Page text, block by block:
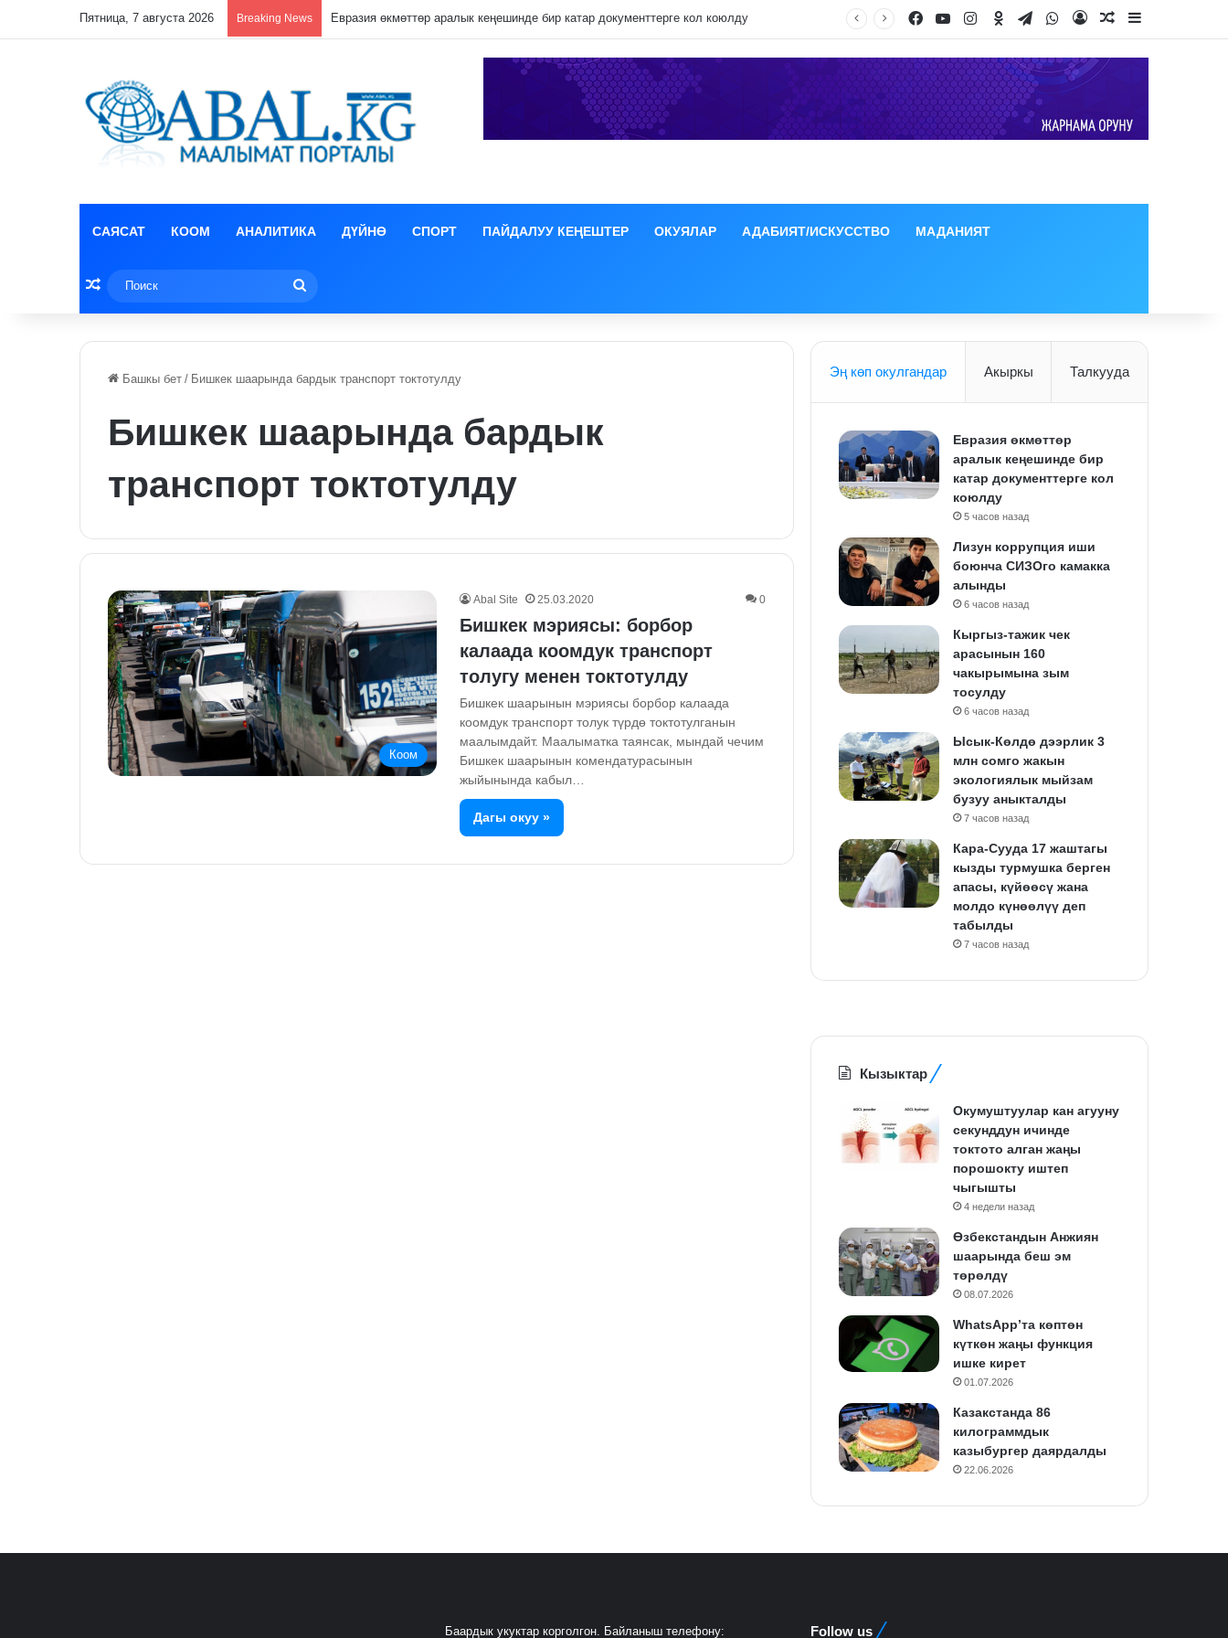
Пятница, 7 августа 2026 Breaking News Лизун коррупция иши боюнча СИЗОго камакка алынды FacebookYouTubeInstagram
Odnoklassniki
TelegramWhatsApp
Log InRandom Article
САЯСАТ КООМ АНАЛИТИКА ДҮЙНӨ СПОРТ ПАЙДАЛУУ КЕҢЕШТЕР ОКУЯЛАР АДАБИЯТ/ИСКУССТВО МАДАНИЯТ
Random Article
Башкы бет / Бишкек шаарында бардык транспорт токтотулду
Бишкек шаарында бардык
транспорт токтотулду
Коом
Abal Site 25.03.2020 0
Бишкек мэриясы: борбор
калаада коомдук транспорт
толугу менен токтотулду
Бишкек шаарынын мэриясы борбор калаада
коомдук транспорт толук түрдө токтотулганын
маалымдайт. Маалыматка таянсак, мындай чечим
Бишкек шаарынын комендатурасынын
жыйынында кабыл…
Дагы окуу »
Эң көп окулгандар Акыркы Талкууда
Евразия өкмөттөр
аралык кеңешинде бир
катар документтерге кол
коюлду
5 часов назад
Лизун коррупция иши
боюнча СИЗОго камакка
алынды
6 часов назад
Кыргыз-тажик чек
арасынын 160
чакырымына зым
тосулду
6 часов назад
Ысык-Көлдө дээрлик 3
млн сомго жакын
экологиялык мыйзам
бузуу аныкталды
7 часов назад
Кара-Сууда 17 жаштагы
кызды турмушка берген
апасы, күйөөсү жана
молдо күнөөлүү деп
табылды
7 часов назад
Кызыктар
Окумуштуулар кан агууну
секунддун ичинде
токтото алган жаңы
порошокту иштеп
чыгышты
4 недели назад
Өзбекстандын Анжиян
шаарында беш эм
төрөлдү
08.07.2026
WhatsApp’та көптөн
күткөн жаңы функция
ишке кирет
01.07.2026
Казакстанда 86
килограммдык
казыбургер даярдалды
22.06.2026
Баардык укуктар корголгон. Байланыш телефону:
Follow us